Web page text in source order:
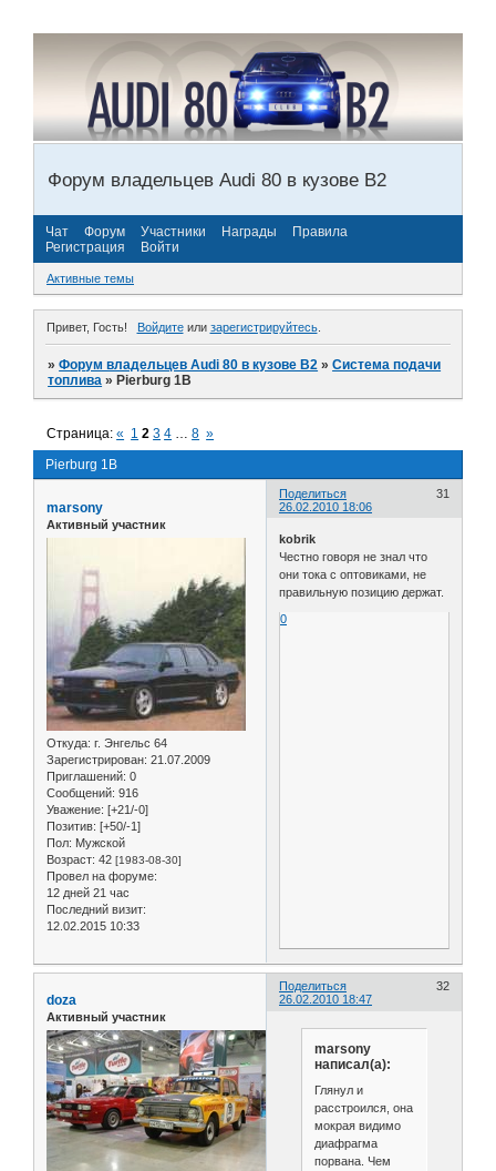
Форум владельцев Audi 80 в кузове В2
Чат Форум Участники Награды
Правила
Регистрация
Войти
Активные темы
Привет, Гость! Войдитеили зарегистрируйтесь.
»Форум владельцев Audi 80 в кузове В2 »Система подачи
топлива »Pierburg 1B
Pierburg 1B
Страница:« 1 2 3 4 … 8 »
Поделиться
31
26.02.2010 18:06
marsony
Активный участник
Откуда: г. Энгельс 64
Зарегистрирован: 21.07.2009
Приглашений: 0
Сообщений: 916
Уважение: [+21/-0]
Позитив: [+50/-1]
Пол: Мужской
Возраст: 42 [1983-08-30]
Провел на форуме:
12 дней 21 час
Последний визит:
12.02.2015 10:33
kobrik
Честно говоря не знал что
они тока с оптовиками, не
правильную позицию держат.
0
Поделиться
32
26.02.2010 18:47
doza
Активный участник
marsony
написал(а):
Глянул и
расстроился, она
мокрая видимо
диафрагма
порвана. Чем